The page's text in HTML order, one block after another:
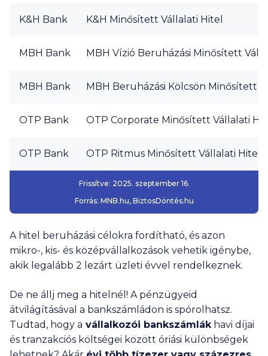
K&H Bank K&H Minősített Vállalati Hitel
MBH Bank MBH Vízió Beruházási Minősített
MBH Bank MBH Beruházási Kölcsön Minősített
OTP Bank OTP Corporate Minősített Vállalati
OTP Bank OTP Ritmus Minősített Vállalati Hitel
Frissítve: 2025. szeptember 16.
Forrás: MNB.hu, BiztosDöntés.hu
A hitel beruházási célokra fordítható, és azon
mikro-, kis- és középvállalkozások vehetik igénybe,
akik legalább 2 lezárt üzleti évvel rendelkeznek.
De ne állj meg a hitelnél! A pénzügyeid
átvilágításával a bankszámládon is spórolhatsz.
Tudtad, hogy a vállalkozói bankszámlákhavi díjai
és tranzakciós költségei között óriási különbségek